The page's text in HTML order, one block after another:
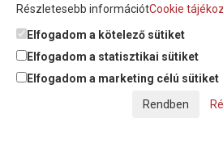
Feliratkozom a hírlevélre és
tájékoztatót elolvastam,
© Copyright Triász-Tömlő Kft. |
Részletesebb információtCookie
Elfogadom a kötelező sütiket
Elfogadom a statisztikai sütiket
Elfogadom a marketing célú sütiket